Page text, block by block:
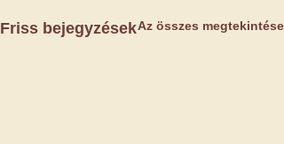
Friss bejegyzésekAz összes megtekintése